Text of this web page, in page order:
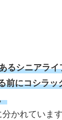
るシニアラ
前にコシラッ
かれていま